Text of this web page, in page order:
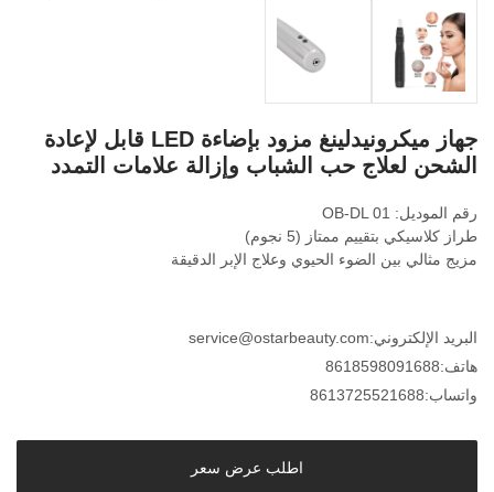
جهاز ميكرونيدلينغ مزود بإضاءة LED قابل لإعادة
الشحن لعلاج حب الشباب وإزالة علامات التمدد
رقم الموديل: OB-DL 01
طراز كلاسيكي بتقييم ممتاز (5 نجوم)
مزيج مثالي بين الضوء الحيوي وعلاج الإبر الدقيقة
البريد الإلكتروني:service@ostarbeauty.com
هاتف:8618598091688
واتساب:8613725521688
اطلب عرض سعر